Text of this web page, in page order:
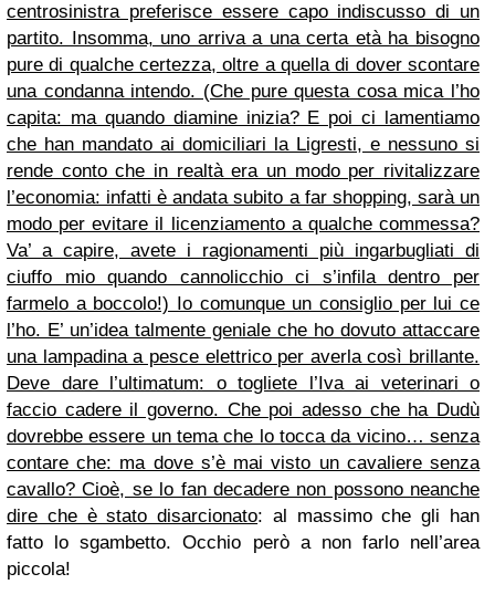
centrosinistra preferisce essere capo indiscusso di un
partito. Insomma, uno arriva a una certa età ha bisogno
pure di qualche certezza, oltre a quella di dover scontare
una condanna intendo. (Che pure questa cosa mica l’ho
capita: ma quando diamine inizia? E poi ci lamentiamo
che han mandato ai domiciliari la Ligresti, e nessuno si
rende conto che in realtà era un modo per rivitalizzare
l’economia: infatti è andata subito a far shopping, sarà un
modo per evitare il licenziamento a qualche commessa?
Va’ a capire, avete i ragionamenti più ingarbugliati di
ciuffo mio quando cannolicchio ci s’infila dentro per
farmelo a boccolo!) Io comunque un consiglio per lui ce
l’ho. E’ un’idea talmente geniale che ho dovuto attaccare
una lampadina a pesce elettrico per averla così brillante.
Deve dare l’ultimatum: o togliete l’Iva ai veterinari o
faccio cadere il governo. Che poi adesso che ha Dudù
dovrebbe essere un tema che lo tocca da vicino… senza
contare che: ma dove s’è mai visto un cavaliere senza
cavallo? Cioè, se lo fan decadere non possono neanche
dire che è stato disarcionato: al massimo che gli han
fatto lo sgambetto. Occhio però a non farlo nell’area
piccola!